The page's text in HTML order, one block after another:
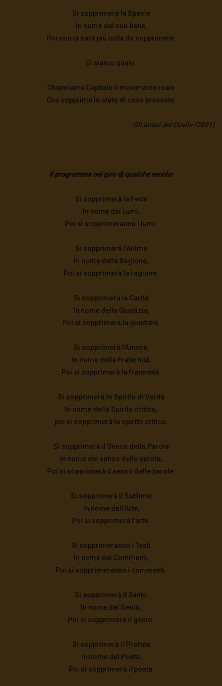
Si sopprimerà la Specie
In nome del suo bene,
Poi non ci sarà piú nulla da sopprimere.
Ci siamo quasi.
Chiamiamo Capitale il movimento reale
Che sopprime lo stato di cose presente.
Gli amici del Covile (2021)
Il programma nel giro di qualche secolo:
Si sopprimerà la Fede
In nome dei Lumi,
Poi si sopprimeranno i lumi.
Si sopprimerà l’Anima
In nome della Ragione,
Poi si sopprimerà la ragione.
Si sopprimerà la Carità
In nome della Giustizia,
Poi si sopprimerà la giustizia.
Si sopprimerà l’Amore,
In nome della Fraternità,
Poi si sopprimerà la fraternità.
Si sopprimerà lo Spirito di Verità
In nome dello Spirito critico,
poi si sopprimerà lo spirito critico.
Si sopprimerà il Senso della Parola
In nome del senso delle parole,
Poi si sopprimerà il senso delle parole.
Si sopprimerà il Sublime
In nome dell’Arte,
Poi si sopprimerà l’arte.
Si sopprimeranno i Testi
In nome dei Commenti,
Poi si sopprimeranno i commenti.
Si sopprimerà il Santo
In nome del Genio,
Poi si sopprimerà il genio.
Si sopprimerà il Profeta
In nome del Poeta,
Poi si sopprimerà il poeta.